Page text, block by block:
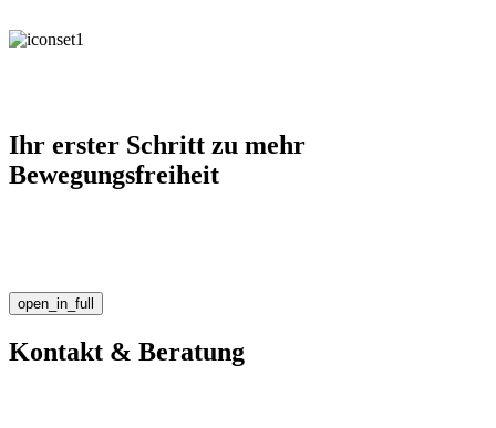
Ihr erster Schritt zu mehr
Bewegungsfreiheit
open_in_full
Kontakt & Beratung